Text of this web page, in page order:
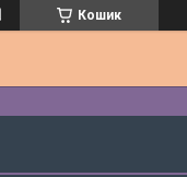
Кошик